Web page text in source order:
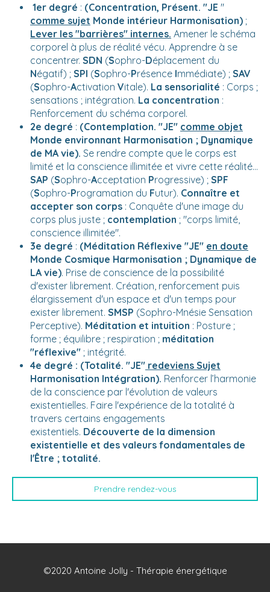
1er degré : (Concentration, Présent. "JE "
comme sujet Monde intérieur Harmonisation) ;
Lever les "barrières" internes. Amener le schéma
corporel à plus de réalité vécu. Apprendre à se
concentrer. SDN (Sophro-Déplacement du
Négatif) ; SPI (Sophro-Présence Immédiate) ; SAV
(Sophro-Activation Vitale). La sensorialité : Corps ;
sensations ; intégration. La concentration :
Renforcement du schéma corporel.
2e degré : (Contemplation. "JE" comme objet
Monde environnant Harmonisation ; Dynamique
de MA vie). Se rendre compte que le corps est
limité et la conscience illimitée et vivre cette réalité...
SAP (Sophro-Acceptation Progressive) ; SPF
(Sophro-Programation du Futur). Connaître et
accepter son corps : Conquête d'une image du
corps plus juste ; contemplation ; "corps limité,
conscience illimitée".
3e degré : (Méditation Réflexive "JE" en doute
Monde Cosmique Harmonisation ; Dynamique de
LA vie). Prise de conscience de la possibilité
d'exister librement. Création, renforcement puis
élargissement d'un espace et d'un temps pour
exister librement. SMSP (Sophro-Mnésie Sensation
Perceptive). Méditation et intuition : Posture ;
forme ; équilibre ; respiration ; méditation
"réflexive" ; intégrité.
4e degré : (Totalité. "JE" redeviens Sujet
Harmonisation Intégration). Renforcer l’harmonie
de la conscience par l'évolution de valeurs
existentielles. Faire l'expérience de la totalité à
travers certains engagements
existentiels. Découverte de la dimension
existentielle et des valeurs fondamentales de
l'Être ; totalité.
Prendre rendez-vous
©2020 Antoine Jolly - Thérapie énergétique